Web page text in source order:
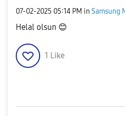
‎07-02-2025 05:14 PM in Samsung
Helal olsun 😊
1 Like